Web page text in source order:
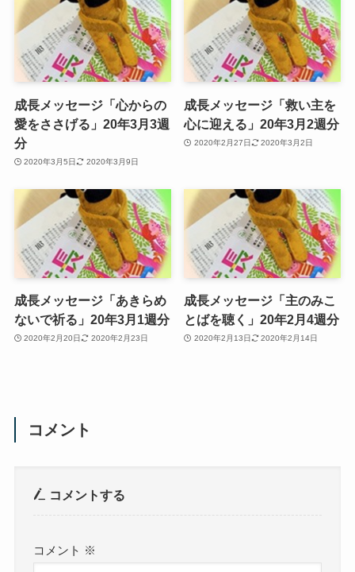
成長メッセージ「心からの
愛をささげる」20年3月3週
分
2020年3月5日 2020年3月9日
成長メッセージ「救い主を
心に迎える」20年3月2週分
2020年2月27日 2020年3月2日
成長メッセージ「あきらめ
ないで祈る」20年3月1週分
2020年2月20日 2020年2月23日
成長メッセージ「主のみこ
とばを聴く」20年2月4週分
2020年2月13日 2020年2月14日
コメント
コメントする
コメント ※